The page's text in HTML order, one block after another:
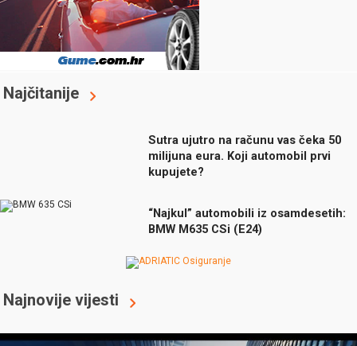
Najčitanije
Sutra ujutro na računu vas čeka 50
milijuna eura. Koji automobil prvi
kupujete?
“Najkul” automobili iz osamdesetih:
BMW M635 CSi (E24)
Najnovije vijesti